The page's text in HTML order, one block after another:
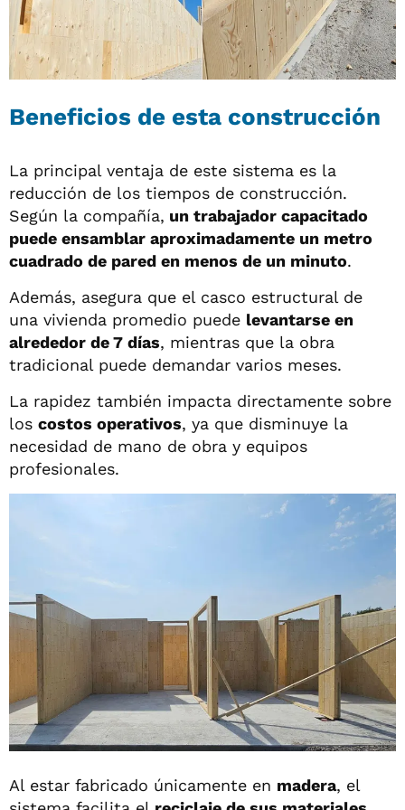
Beneficios de esta construcción
La principal ventaja de este sistema es la
reducción de los tiempos de construcción.
Según la compañía, un trabajador capacitado
puede ensamblar aproximadamente un metro
cuadrado de pared en menos de un minuto.
Además, asegura que el casco estructural de
una vivienda promedio puede levantarse en
alrededor de 7 días, mientras que la obra
tradicional puede demandar varios meses.
La rapidez también impacta directamente sobre
los costos operativos, ya que disminuye la
necesidad de mano de obra y equipos
profesionales.
Al estar fabricado únicamente en madera, el